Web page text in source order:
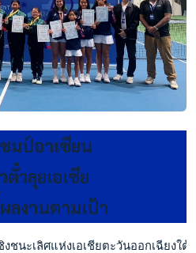
มป์อาเซียน
วลุยเอเชีย
งานตามเป้า
ชนะเลิศแห่งเอเชียตะวันออกเฉียง